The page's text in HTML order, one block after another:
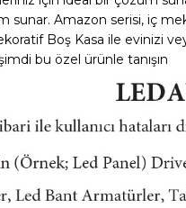
sunar. Amazon serisi, iç
Boş Kasa ile evinizi
bu özel ürünle tanışın